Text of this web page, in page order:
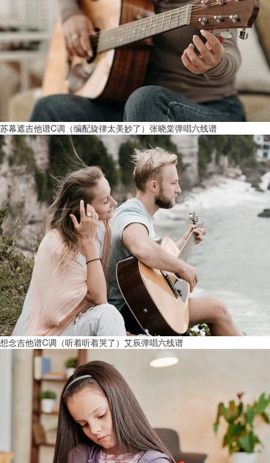
苏幕遮吉他谱C调（编配旋律太美妙了）张晓棠弹唱六线谱
想念吉他谱C调（听着听着哭了）艾辰弹唱六线谱